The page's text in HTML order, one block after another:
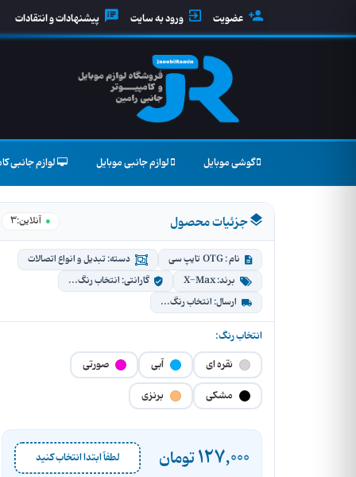
عضویت ورود به سایت پیشنهادات و انتقادات
گوشی موبایل لوازم جانبی موبایل لوازم جانبی
جزئیات محصول ● آنلاین:3
نام : OTG تایپ سی
دسته: تبدیل و انواع اتصالات
برند: X-Max
گارانتی: انتخاب رنگ...
ارسال: انتخاب رنگ...
انتخاب رنگ:
نقره ای
آبی
صورتی
مشکی
برنزی
127,000تومان لطفاً ابتدا انتخاب کنید